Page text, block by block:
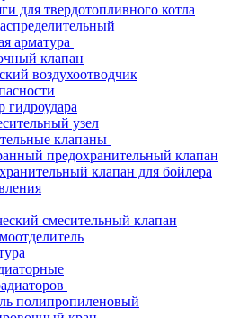
для твердотопливного котла
арматура
клапан
воздухоотводчик
гидроудара
узел
клапаны
предохранительный клапан
клапан для бойлера
смесительный клапан
полипропиленовый